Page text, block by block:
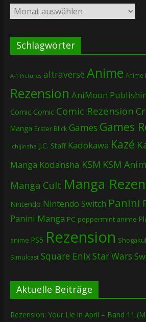
Archiv
Schlagwörter
A-1 Pictures altraverse Anime Anime
Rezension AniMoon
Comic Comic Comic Rezension
Manga Erster Blick Games Games
Ichijinsha J.C. Staff Kadokawa Kazé
Manga Kodansha KSM KSM
Manga Cult Manga
Nintendo Nintendo Switch Panini
Panini Manga PC peppermint anime
anime PS5 Rezension
Simulcast Square EnixStar Wars
Aktuelle Beiträge
Rezension: Your Lie in April – Band 11